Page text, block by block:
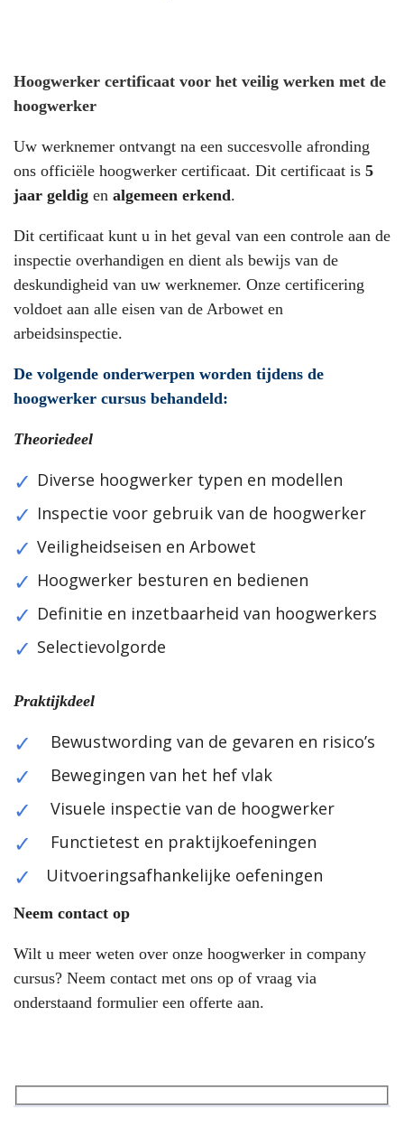
Hoogwerker certificaat voor het veilig werken met de
hoogwerker
Uw werknemer ontvangt na een succesvolle afronding
ons officiële hoogwerker certificaat. Dit certificaat is 5
jaar geldig en algemeen erkend.
Dit certificaat kunt u in het geval van een controle aan de
inspectie overhandigen en dient als bewijs van de
deskundigheid van uw werknemer. Onze certificering
voldoet aan alle eisen van de Arbowet en
arbeidsinspectie.
De volgende onderwerpen worden tijdens de
hoogwerker cursus behandeld:
Theoriedeel
Diverse hoogwerker typen en modellen
Inspectie voor gebruik van de hoogwerker
Veiligheidseisen en Arbowet
Hoogwerker besturen en bedienen
Definitie en inzetbaarheid van hoogwerkers
Selectievolgorde
Praktijkdeel
Bewustwording van de gevaren en risico’s
Bewegingen van het hef vlak
Visuele inspectie van de hoogwerker
Functietest en praktijkoefeningen
Uitvoeringsafhankelijke oefeningen
Neem contact op
Wilt u meer weten over onze hoogwerker in company
cursus? Neem contact met ons op of vraag via
onderstaand formulier een offerte aan.